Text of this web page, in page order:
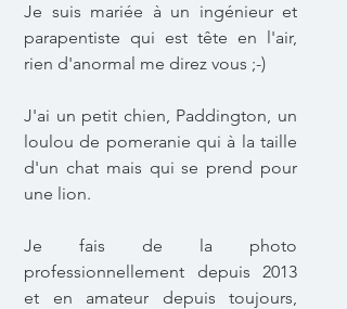
Je suis mariée à un ingénieur et
parapentiste qui est tête en l'air,
rien d'anormal me direz vous ;-)
J'ai un petit chien, Paddington, un
loulou de pomeranie qui à la taille
d'un chat mais qui se prend pour
une lion.
Je fais de la photo
professionnellement depuis 2013
et en amateur depuis toujours,